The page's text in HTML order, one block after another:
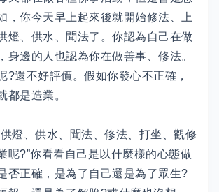
，你今天早上起來後就開始修法、上
燈、供水、聞法了。你認為自己在做
身邊的人也認為你在做善事、修法。
?還不好評價。假如你發心不正確，
都是造業。
燈、供水、聞法、修法、打坐、觀修
呢?”你看看自己是以什麼樣的心態做
否正確，是為了自己還是為了眾生?